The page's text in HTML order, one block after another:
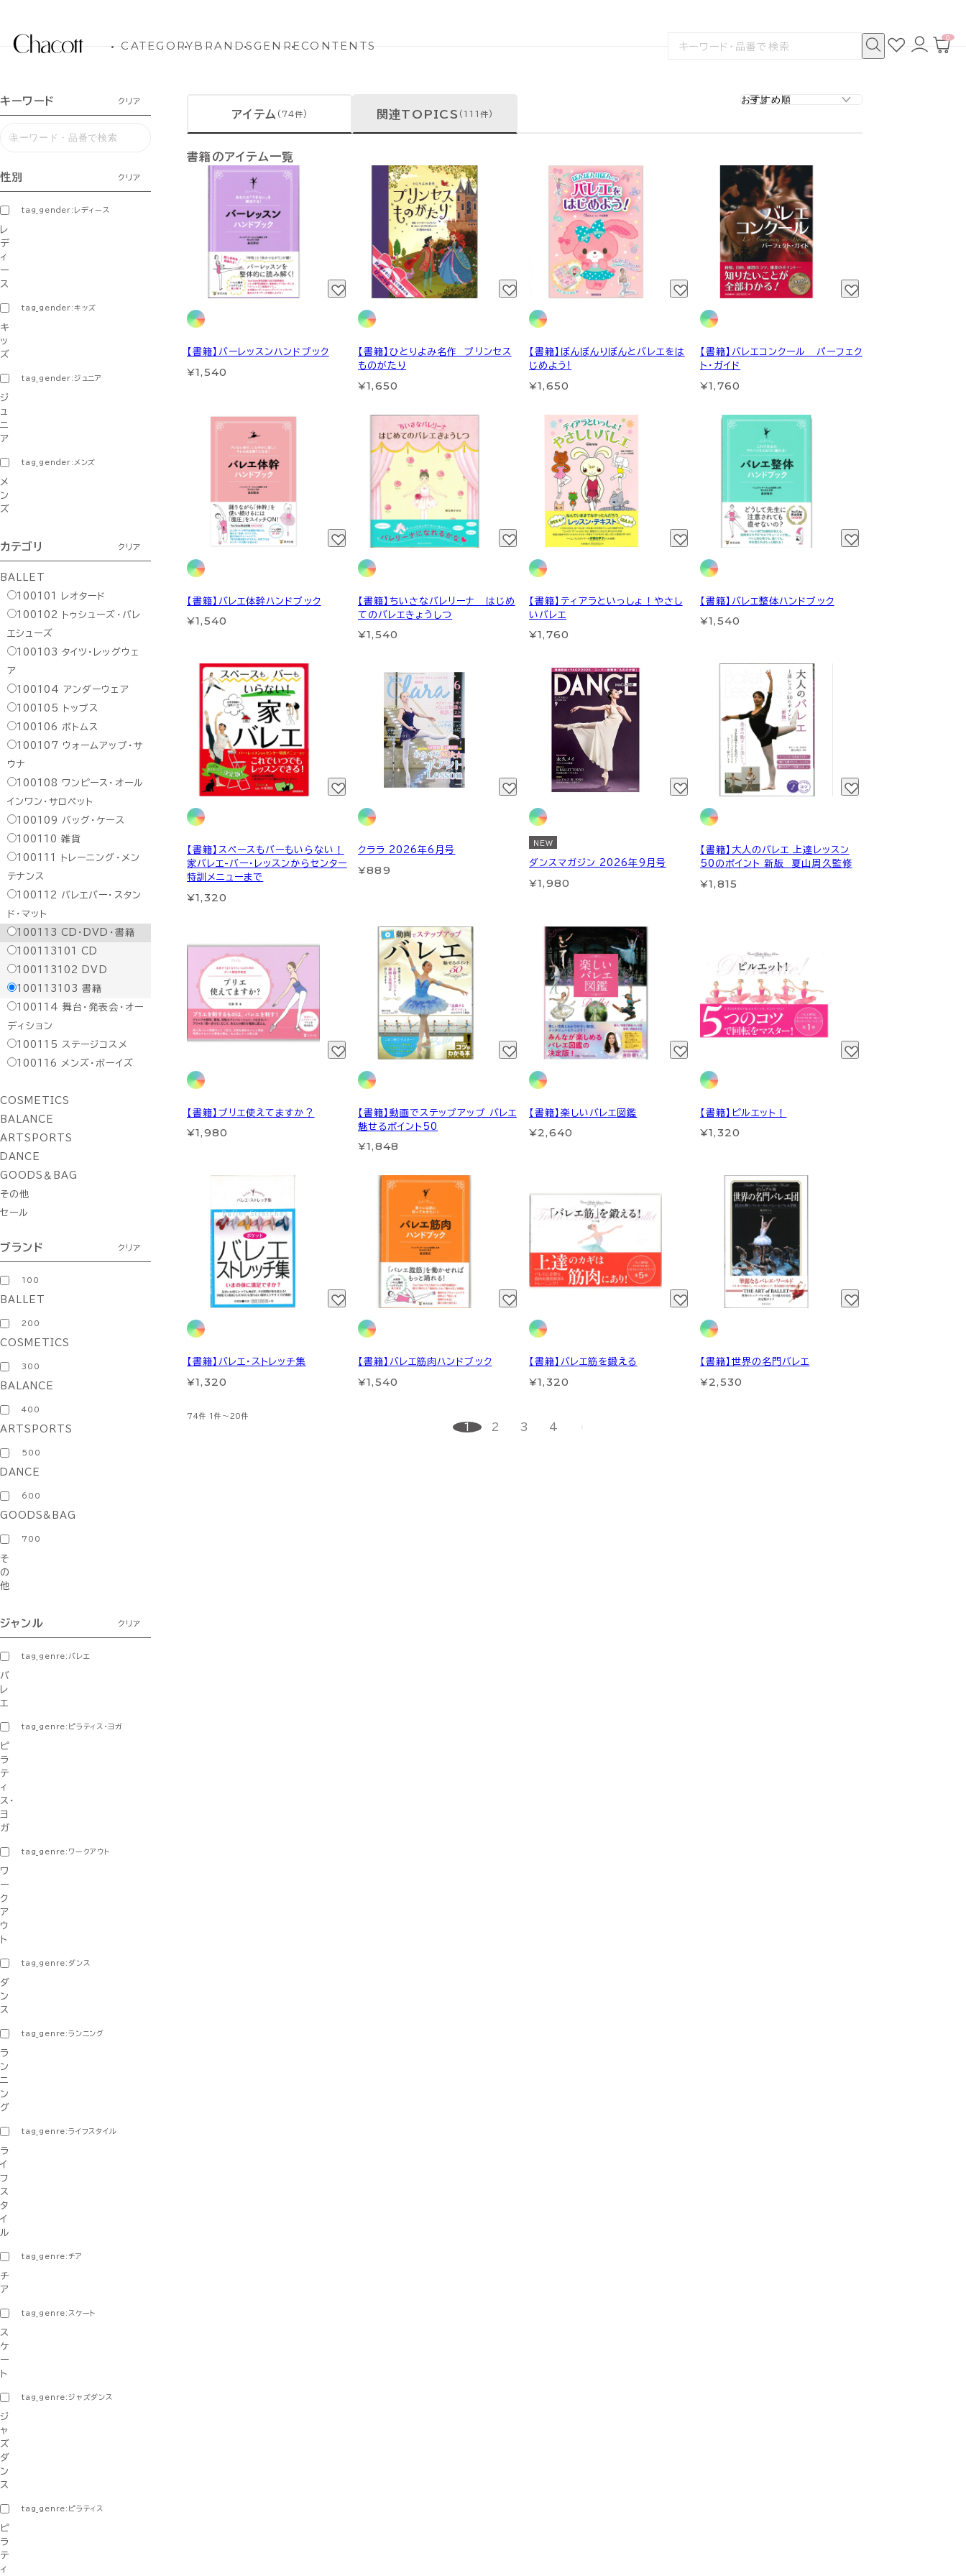
CATEGORYBRANDSGENRECONTENTS
検
お
気
ロ
グ
カ
0
キーワード クリア
性別 クリア
tag_gender:レディース
レ
デ
ィ
ー
ス
tag_gender:キッズ
キ
ッ
ズ
tag_gender:ジュニア
ジ
ュ
ニ
ア
tag_gender:メンズ
メ
ン
ズ
カテゴリ クリア
BALLET
100101
レオタード
100102
トゥシューズ・バレ
エシューズ
100103 タイツ・レッグウェ
ア
100104 アンダーウェア
100105
トップス
100106
ボトムス
100107
ウォームアップ・サ
ウナ
100108
ワンピース・オール
インワン・サロペット
100109
バッグ・ケース
100110 雑貨
100111
トレーニング・メン
テナンス
100112
バレエバー・スタン
ド・マット
100113 CD・DVD・書籍
100113101
CD
100113102
DVD
100113103 書籍
100114 舞台・発表会・オー
ディション
100115
ステージコスメ
100116
メンズ・ボーイズ
COSMETICS
BALANCE
ARTSPORTS
DANCE
GOODS＆BAG
その他
セール
ブランド クリア
100
BALLET
200
COSMETICS
300
BALANCE
400
ARTSPORTS
500
DANCE
600
GOODS&BAG
700
そ
の
他
ジャンル クリア
tag_genre:バレエ
バ
レ
エ
tag_genre:ピラティス・ヨガ
ピ
ラ
テ
ィ
ス・
ヨ
ガ
tag_genre:ワークアウト
ワ
ー
ク
ア
ウ
ト
tag_genre:ダンス
ダ
ン
ス
tag_genre:ランニング
ラ
ン
ニ
ン
グ
tag_genre:ライフスタイル
ラ
イ
フ
ス
タ
イ
ル
tag_genre:チア
チ
ア
tag_genre:スケート
ス
ケ
ー
ト
tag_genre:ジャズダンス
ジ
ャ
ズ
ダ
ン
ス
tag_genre:ピラティス
ピ
ラ
テ
ィ
アイテム (74件) 関連TOPICS (111件)
書籍のアイテム一覧
【書籍】バーレッスンハンドブック
¥1,540
【書籍】ひとりよみ名作 プリンセス
ものがたり
¥1,650
【書籍】ぼんぼんりぼんとバレエをは
じめよう!
¥1,650
【書籍】バレエコンクール パーフェク
ト・ガイド
¥1,760
【書籍】バレエ体幹ハンドブック
¥1,540
【書籍】ちいさなバレリーナ はじめ
てのバレエきょうしつ
¥1,540
【書籍】ティアラといっしょ！やさし
いバレエ
¥1,760
【書籍】バレエ整体ハンドブック
¥1,540
【書籍】スペースもバーもいらない！
家バレエ-バー・レッスンからセンター
特訓メニューまで
¥1,320
クララ 2026年6月号
¥889
NEW
ダンスマガジン 2026年9月号
¥1,980
【書籍】大人のバレエ 上達レッスン
50のポイント 新版 夏山周久監修
¥1,815
【書籍】プリエ使えてますか？
¥1,980
【書籍】動画でステップアップ バレエ
魅せるポイント50
¥1,848
【書籍】楽しいバレエ図鑑
¥2,640
【書籍】ピルエット！
¥1,320
【書籍】バレエ・ストレッチ集
¥1,320
【書籍】バレエ筋肉ハンドブック
¥1,540
【書籍】バレエ筋を鍛える
¥1,320
【書籍】世界の名門バレエ
¥2,530
74件 1件～20件
1 2 3 4